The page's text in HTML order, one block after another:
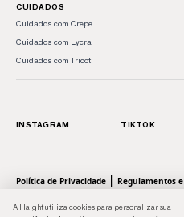
A Haight utiliza cookies para personalizar sua
CUIDADOS
Cuidados com Crepe
Cuidados com Lycra
Cuidados com Tricot
INSTAGRAM TIKTOK
Política de Privacidade | Regulamentos
© 2026 HAIGHT, marca da Shoulder S.A. -
- Bom Retiro, SP - 01130-000 | CNPJ: